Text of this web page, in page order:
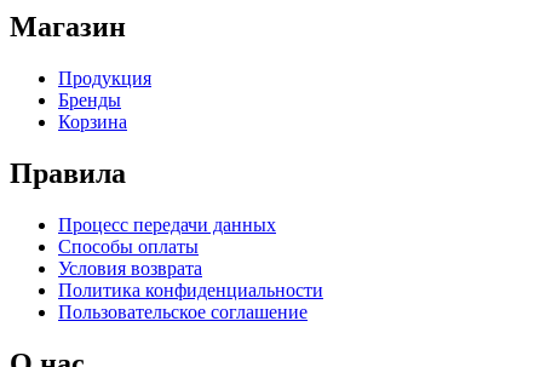
Магазин
Продукция
Бренды
Корзина
Правила
Процесс передачи данных
Способы оплаты
Условия возврата
Политика конфиденциальности
Пользовательское соглашение